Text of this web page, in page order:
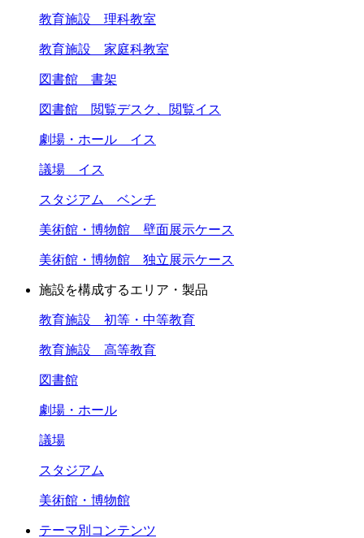
教育施設 理科教室
教育施設 家庭科教室
図書館 書架
図書館 閲覧デスク、閲覧イス
劇場・ホール イス
議場 イス
スタジアム ベンチ
美術館・博物館 壁面展示ケース
美術館・博物館 独立展示ケース
施設を構成するエリア・製品
教育施設 初等・中等教育
教育施設 高等教育
図書館
劇場・ホール
議場
スタジアム
美術館・博物館
テーマ別コンテンツ